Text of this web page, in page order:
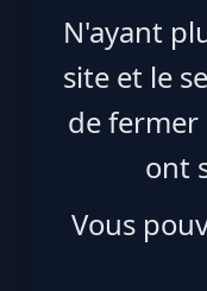
N'ayant
site et le
de fermer
ont
Vous